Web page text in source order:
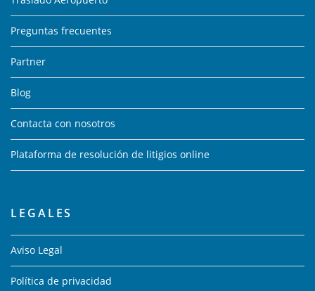
Preguntas frecuentes
Partner
Blog
Contacta con nosotros
Plataforma de resolución de litigios online
LEGALES
Aviso Legal
Política de privacidad